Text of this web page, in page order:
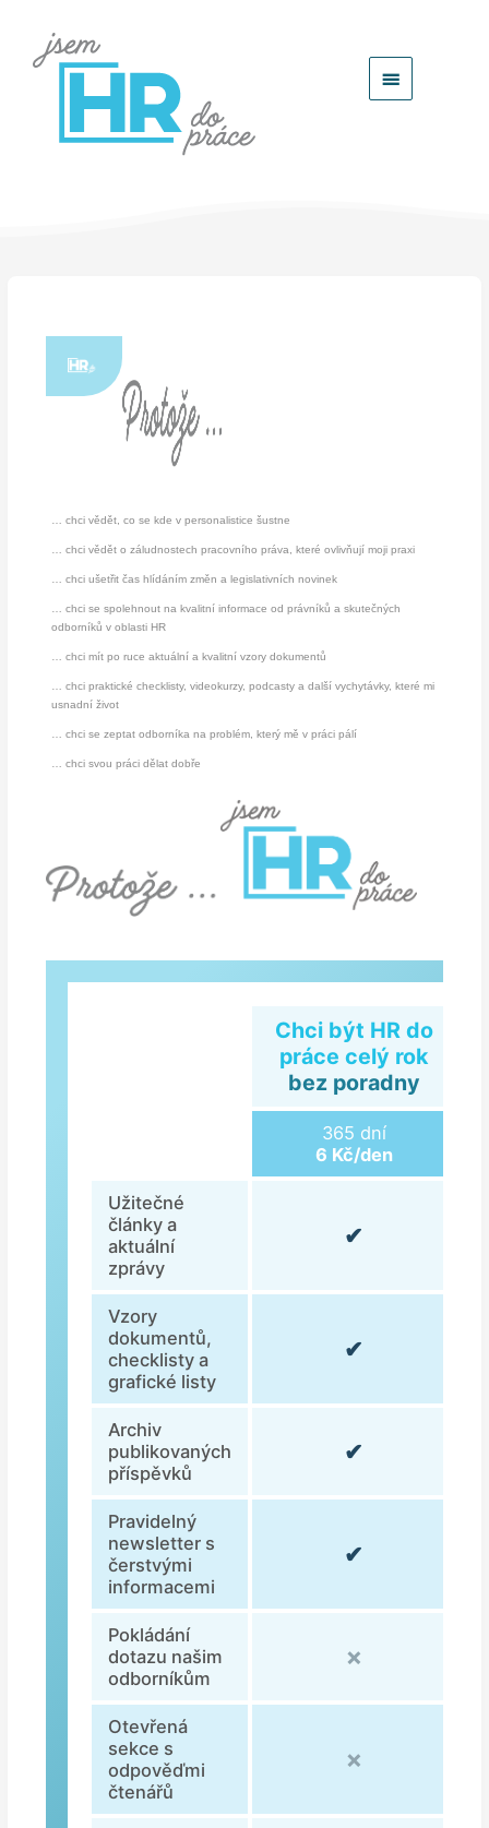
Hlavní
… chci vědět, co se kde v personalistice šustne
… chci vědět o záludnostech pracovního práva, které ovlivňují moji praxi
… chci ušetřit čas hlídáním změn a legislativních novinek
… chci se spolehnout na kvalitní informace od právníků a skutečných
odborníků v oblasti HR
… chci mít po ruce aktuální a kvalitní vzory dokumentů
… chci praktické checklisty, videokurzy, podcasty a další vychytávky, které mi
usnadní život
… chci se zeptat odborníka na problém, který mě v práci pálí
… chci svou práci dělat dobře
Chci být HR do
práce celý rok
bez poradny
365 dní
6 Kč/den
Užitečné
články a
aktuální
zprávy
✔
Vzory
dokumentů,
checklisty a
grafické listy
✔
Archiv
publikovaných
příspěvků
✔
Pravidelný
newsletter s
čerstvými
informacemi
✔
Pokládání
dotazu našim
odborníkům
✗
Otevřená
sekce s
odpověďmi
čtenářů
✗